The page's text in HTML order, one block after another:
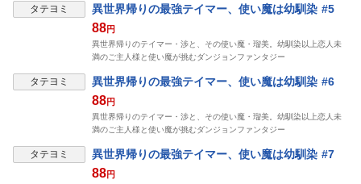
タテヨミ 異世界帰りの最強テイマー、使い魔は幼馴染 #5
88円
異世界帰りのテイマー・渉と、その使い魔・瑠美。幼馴染以上恋人未
満のご主人様と使い魔が挑むダンジョンファンタジー
タテヨミ 異世界帰りの最強テイマー、使い魔は幼馴染 #6
88円
異世界帰りのテイマー・渉と、その使い魔・瑠美。幼馴染以上恋人未
満のご主人様と使い魔が挑むダンジョンファンタジー
タテヨミ 異世界帰りの最強テイマー、使い魔は幼馴染 #7
88円